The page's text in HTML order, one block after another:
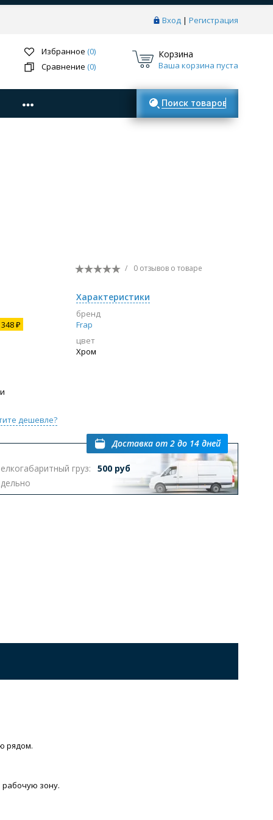
Вход | Регистрация
Избранное (0)
Сравнение (0)
Корзина
Ваша корзина пуста
Поиск товаров
/ 0 отзывов о товаре
348 ₽
Характеристики
бренд
Frap
цвет
Хром
дешевле?
груз:
500 руб
Доставка от 2 до 14 дней
рядом.
рабочую зону.